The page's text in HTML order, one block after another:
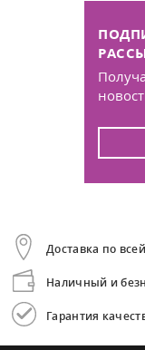
Доставка по
Наличный и
Гарантия